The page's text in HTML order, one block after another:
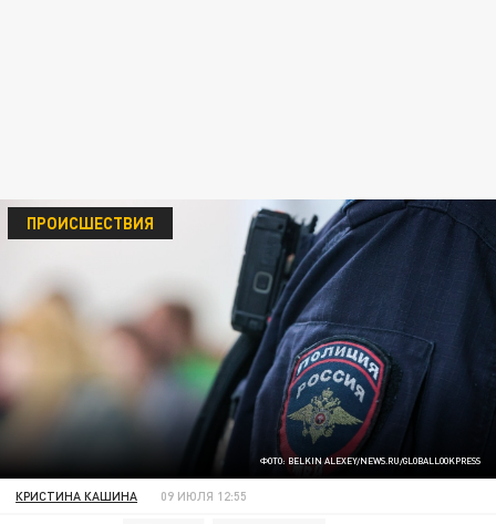
ФОТО: BELKIN ALEXEY/NEWS.RU/GLOBALLOOKPRESS
ПРОИСШЕСТВИЯ
КРИСТИНА КАШИНА 09 ИЮЛЯ 12:55